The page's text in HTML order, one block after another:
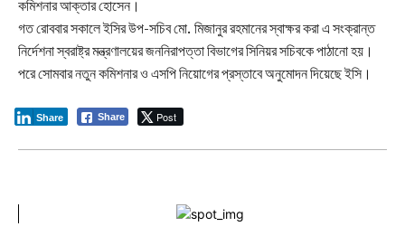
কমিশনার আক্তার হোসেন।
গত রোববার সকালে ইসির উপ-সচিব মো. মিজানুর রহমানের স্বাক্ষর করা এ সংক্রান্ত
নির্দেশনা স্বরাষ্ট্র মন্ত্রণালয়ের জননিরাপত্তা বিভাগের সিনিয়র সচিবকে পাঠানো হয়।
পরে সোমবার নতুন কমিশনার ও এসপি নিয়োগের প্রস্তাবে অনুমোদন দিয়েছে ইসি।
Share Post
Share